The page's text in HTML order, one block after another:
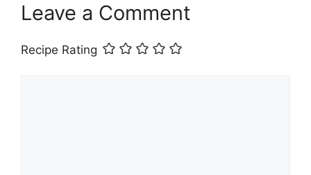
Leave a Comment
Recipe Rating